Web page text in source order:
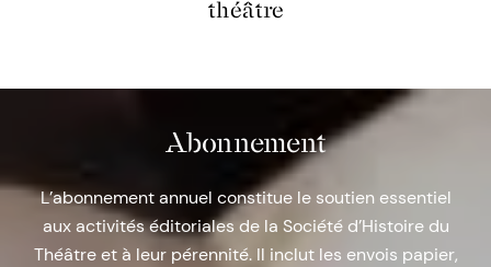
théâtre
Abonnement
L’abonnement annuel constitue le soutien essentiel
aux activités éditoriales de la Société d’Histoire du
Théâtre et à leur pérennité. Il inclut les envois papier,